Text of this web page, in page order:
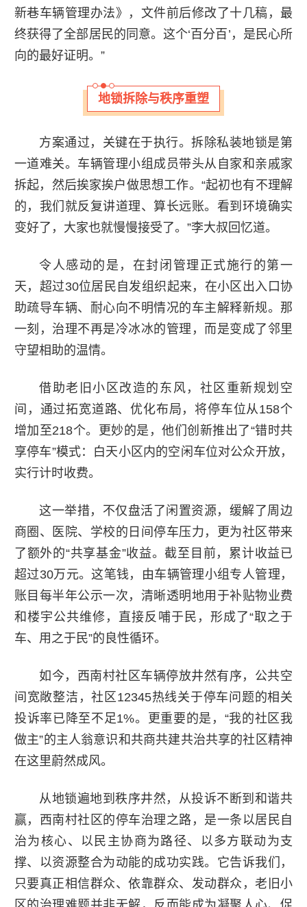
新巷车辆管理办法》，文件前后修改了十几稿，最
终获得了全部居民的同意。这个‘百分百’，是民心所
向的最好证明。”
地锁拆除与秩序重塑
方案通过，关键在于执行。拆除私装地锁是第
一道难关。车辆管理小组成员带头从自家和亲戚家
拆起，然后挨家挨户做思想工作。“起初也有不理解
的，我们就反复讲道理、算长远账。看到环境确实
变好了，大家也就慢慢接受了。”李大叔回忆道。
令人感动的是，在封闭管理正式施行的第一
天，超过30位居民自发组织起来，在小区出入口协
助疏导车辆、耐心向不明情况的车主解释新规。那
一刻，治理不再是冷冰冰的管理，而是变成了邻里
守望相助的温情。
借助老旧小区改造的东风，社区重新规划空
间，通过拓宽道路、优化布局，将停车位从158个
增加至218个。更妙的是，他们创新推出了“错时共
享停车”模式：白天小区内的空闲车位对公众开放，
实行计时收费。
这一举措，不仅盘活了闲置资源，缓解了周边
商圈、医院、学校的日间停车压力，更为社区带来
了额外的“共享基金”收益。截至目前，累计收益已
超过30万元。这笔钱，由车辆管理小组专人管理，
账目每半年公示一次，清晰透明地用于补贴物业费
和楼宇公共维修，直接反哺于民，形成了“取之于
车、用之于民”的良性循环。
如今，西南村社区车辆停放井然有序，公共空
间宽敞整洁，社区12345热线关于停车问题的相关
投诉率已降至不足1%。更重要的是，“我的社区我
做主”的主人翁意识和共商共建共治共享的社区精神
在这里蔚然成风。
从地锁遍地到秩序井然，从投诉不断到和谐共
赢，西南村社区的停车治理之路，是一条以居民自
治为核心、以民主协商为路径、以多方联动为支
撑、以资源整合为动能的成功实践。它告诉我们，
只要真正相信群众、依靠群众、发动群众，老旧小